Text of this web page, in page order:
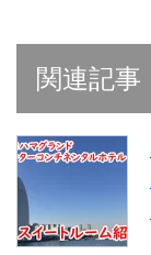
関連記事